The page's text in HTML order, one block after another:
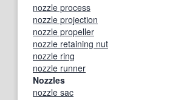
nozzle process
nozzle projection
nozzle propeller
nozzle retaining nut
nozzle ring
nozzle runner
Nozzles
nozzle sac